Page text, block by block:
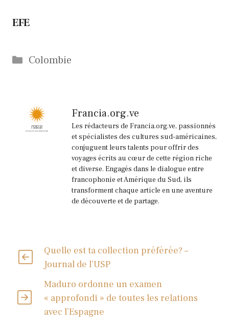
EFE
Catégories
Colombie
Francia.org.ve
Les rédacteurs de Francia.org.ve, passionnés
et spécialistes des cultures sud-américaines,
conjuguent leurs talents pour offrir des
voyages écrits au cœur de cette région riche
et diverse. Engagés dans le dialogue entre
francophonie et Amérique du Sud, ils
transforment chaque article en une aventure
de découverte et de partage.
Quelle est ta collection préférée? –
Journal de l’USP
Maduro ordonne un examen
« approfondi » de toutes les relations
avec l’Espagne